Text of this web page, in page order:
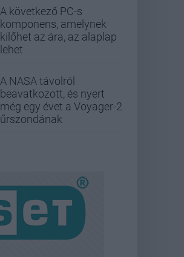
A következő PC-s
komponens, amelynek
kilőhet az ára, az alaplap
lehet
A NASA távolról
beavatkozott, és nyert
még egy évet a Voyager-2
űrszondának